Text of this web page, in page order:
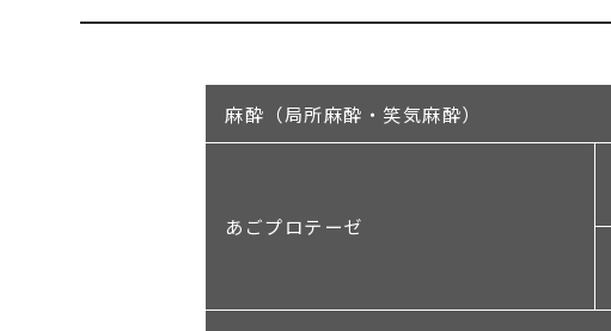
麻酔（局所麻酔・笑気麻酔）
あごプロテーゼ